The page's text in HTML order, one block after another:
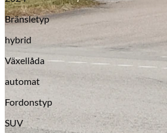
Bränsletyp
hybrid
Växellåda
automat
Fordonstyp
SUV